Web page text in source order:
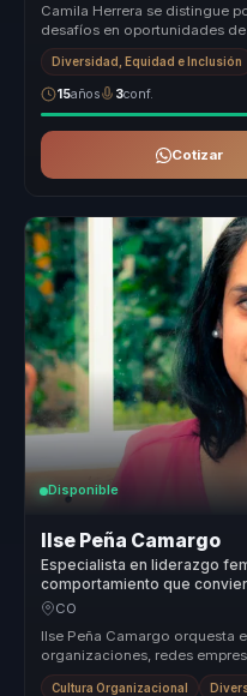
Camila Herrera se distingue
desafíos en oportunidades
único combina ...
Diversidad, Equidad e Inclusión
15años 3conf.
Cotizar
Disponible
Ilse Peña Camargo
Especialista en liderazgo
comportamiento que
visibilidad, confianza y
CO
Ilse Peña Camargo orquesta
organizaciones, redes
fortalecer el li...
Cultura Organizacional